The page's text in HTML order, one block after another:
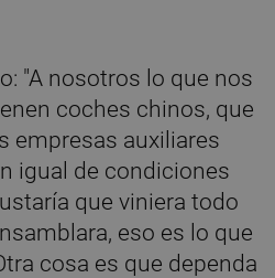
"A nosotros lo que nos
coches chinos, que
empresas auxiliares
igual de condiciones
que viniera todo
eso es lo que
cosa es que dependa